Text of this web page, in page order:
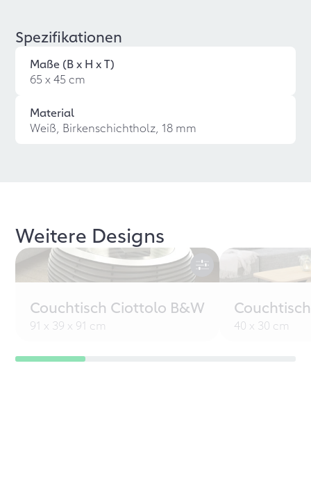
Spezifikationen
Maße (B x H x T)
65 x 45 cm
Material
Weiß, Birkenschichtholz, 18 mm
Weitere Designs
Couchtisch Ciottolo B&W
91 x 39 x 91 cm 40 x 30 cm